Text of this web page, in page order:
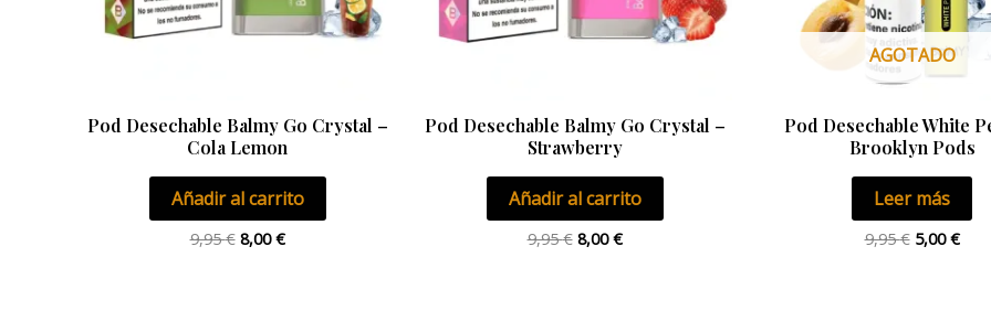
Pod Desechable Balmy Go Crystal –
Cola Lemon
Añadir al carrito
9,95€ 8,00€
Pod Desechable Balmy Go Crystal –
Strawberry
Añadir al carrito
9,95€ 8,00€
AGOTADO
Pod Desechable White
Brooklyn Pods
Leer más
9,95€ 5,00€